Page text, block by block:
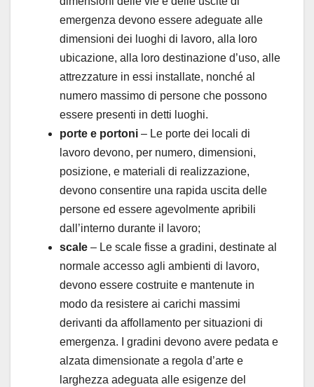
emergenza devono essere adeguate alle
dimensioni dei luoghi di lavoro, alla loro
ubicazione, alla loro destinazione d’uso, alle
attrezzature in essi installate, nonché al
numero massimo di persone che possono
essere presenti in detti luoghi.
porte e portoni – Le porte dei locali di
lavoro devono, per numero, dimensioni,
posizione, e materiali di realizzazione,
devono consentire una rapida uscita delle
persone ed essere agevolmente apribili
dall’interno durante il lavoro;
scale – Le scale fisse a gradini, destinate al
normale accesso agli ambienti di lavoro,
devono essere costruite e mantenute in
modo da resistere ai carichi massimi
derivanti da affollamento per situazioni di
emergenza. I gradini devono avere pedata e
alzata dimensionate a regola d’arte e
larghezza adeguata alle esigenze del